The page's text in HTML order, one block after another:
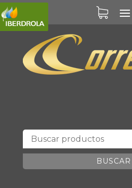
BUSCAR